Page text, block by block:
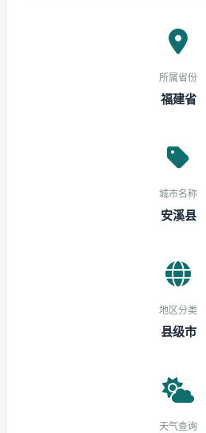
所属省份
福建省
城市名称
安溪县
地区分类
县级市
天气查询